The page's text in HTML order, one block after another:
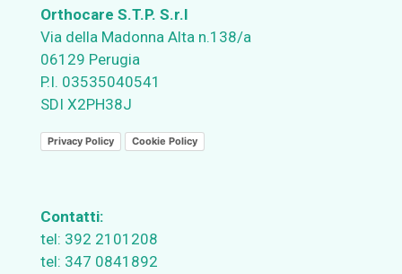
Orthocare S.T.P. S.r.l
Via della Madonna Alta n.138/a
06129 Perugia
P.I. 03535040541
SDI X2PH38J
Privacy Policy Cookie Policy
Contatti:
tel: 392 2101208
tel: 347 0841892